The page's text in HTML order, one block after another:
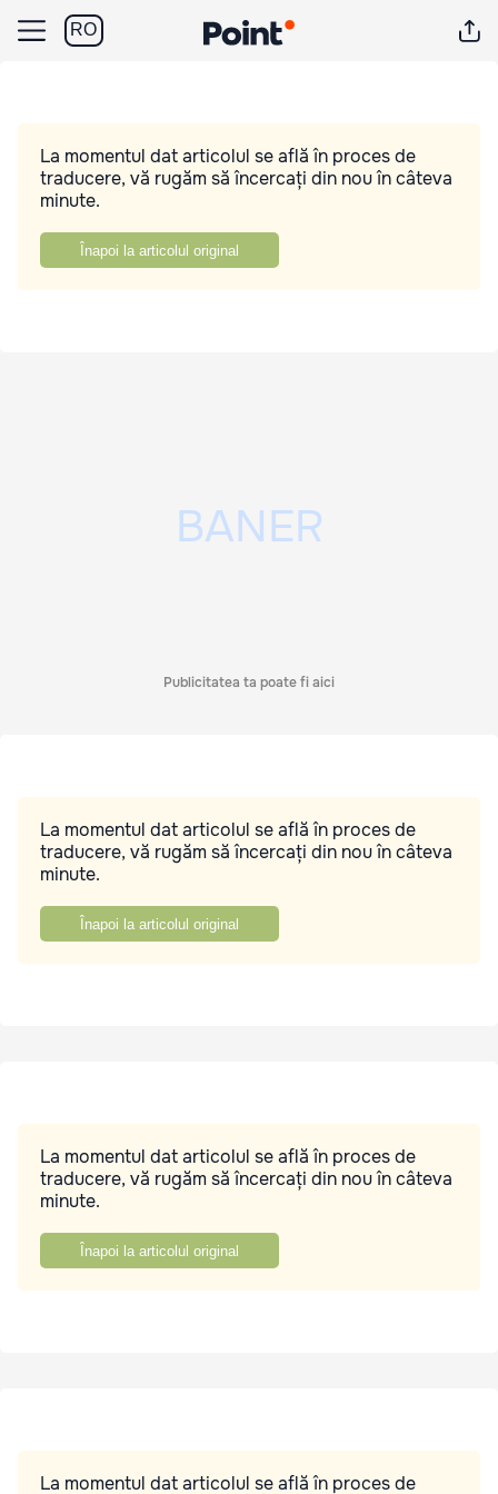
RO
La momentul dat articolul se află în proces de
traducere, vă rugăm să încercați din nou în câteva
minute.
Înapoi la articolul original
Publicitatea ta poate fi aici
La momentul dat articolul se află în proces de
traducere, vă rugăm să încercați din nou în câteva
minute.
Înapoi la articolul original
La momentul dat articolul se află în proces de
traducere, vă rugăm să încercați din nou în câteva
minute.
Înapoi la articolul original
La momentul dat articolul se află în proces de